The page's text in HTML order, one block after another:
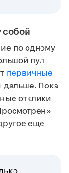
собой
по одному
пул
первичные
дальше. Пока
отклики
ещё